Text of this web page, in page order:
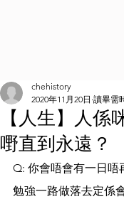
【人生】人係
嘢直到永遠？
chehistory
2020年11月20日 讀畢需
Q: 你會唔會有一日唔
勉強一路做落去定係